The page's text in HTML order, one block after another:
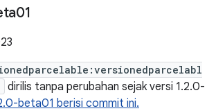
dirilis tanpa perubahan sejak versi 1.2.0-
beta01 berisi commit ini.